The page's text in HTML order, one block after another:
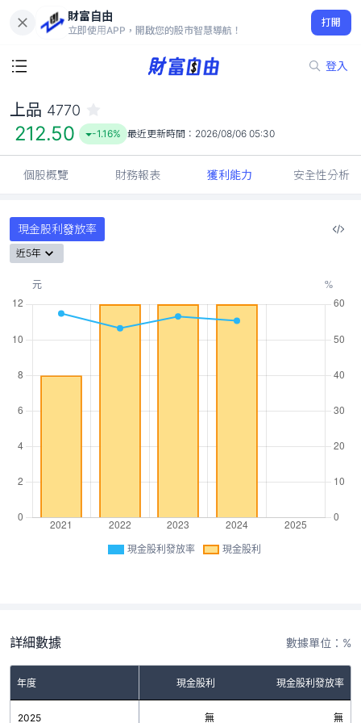
財富自由
立即使用APP，開啟您的股市智慧導航！
打開
登入
212.50
-1.16%
上品 4770
212.50 -1.16% 最近更新時間： 2026/08/06 05:30
個股概覽 財務報表 獲利能力 安全性分析
現金股利發放率
近5年
現金股利發放率 現金股利
詳細數據 數據單位：%
年度 現金股利 現金股利發放率
2025 無 無